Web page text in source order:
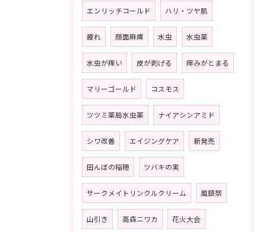
エンリッチコールド ハリ・ツヤ肌
疲れ 顔面麻痺 水虫 水虫薬
水虫が痒い 皮が剥げる 痒みがとまる
マリーゴールド コスモス
ツツミ薬局水虫薬 ナイアシンアミド
シワ改善 エイジングケア 新発売
田んぼの稲穂 ツバキの実
サークメイトリンクルクリーム 風鎮祭
山引き 高森ニワカ 花火大会